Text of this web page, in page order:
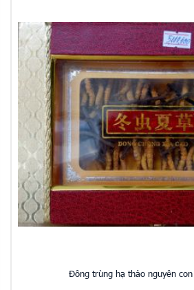
Đông trùng hạ thảo nguyên con